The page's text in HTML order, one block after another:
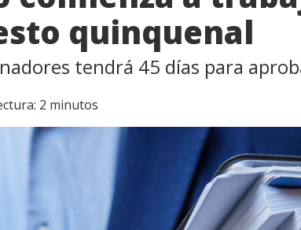
quinquenal
tendrá 45 días para
2 minutos